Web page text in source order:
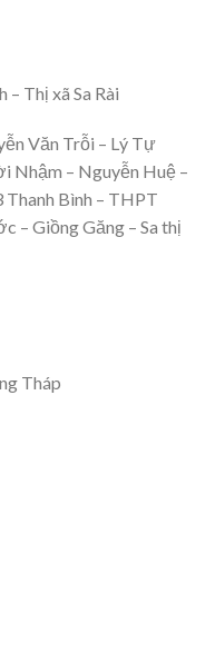
– Thị xã Sa Rài
Văn Trỗi – Lý Tự
Nhậm – Nguyễn Huệ –
Thanh Bình – THPT
– Giồng Găng – Sa thị
Tháp